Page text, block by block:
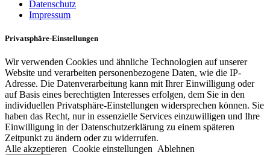
Datenschutz
Impressum
Privatsphäre-Einstellungen
Wir verwenden Cookies und ähnliche Technologien auf unserer
Website und verarbeiten personenbezogene Daten, wie die IP-
Adresse. Die Datenverarbeitung kann mit Ihrer Einwilligung oder
auf Basis eines berechtigten Interesses erfolgen, dem Sie in den
individuellen Privatsphäre-Einstellungen widersprechen können. Sie
haben das Recht, nur in essenzielle Services einzuwilligen und Ihre
Einwilligung in der Datenschutzerklärung zu einem späteren
Zeitpunkt zu ändern oder zu widerrufen.
Alle akzeptieren Cookie einstellungen Ablehnen